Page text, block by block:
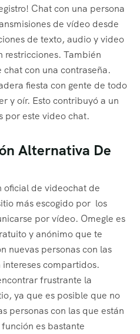
Chat con una persona
de vídeo desde
de texto, audio y video
restricciones. También
con una contraseña.
fiesta con gente de todo
y oír. Esto contribuyó a un
por este video chat.
Alternativa De
oficial de videochat de
más escogido por los
por vídeo. Omegle es
y anónimo que te
nuevas personas con las
compartidos.
frustrante la
ya que es posible que no
personas con las que están
es bastante